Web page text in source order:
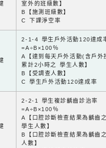
室外的班級數】
B【施測班級數】
C 下課淨空率
2-1-4 學生戶外活動120達成
=A÷B×100％
A【達到每天戶外活動(含戶外
累計2小時之 學生人數】
B【受調查人數】
C 學生戶外活動120達成率
2-2-1 學生複診齲齒診治率
=A÷B×100％
A【口腔診斷檢查結果為齲齒
學生人數】
B【口腔診斷檢查結果為齲齒
人數】